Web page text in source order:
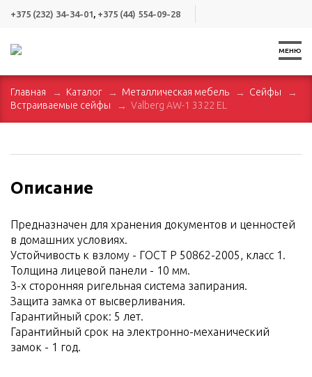
+375 (232) 34-34-01, +375 (44) 554-09-28
МЕНЮ
Главная Каталог Металлическая мебель
Сейфы
Встраиваемые сейфы
Valberg AW-1 3322 EL
Описание
Предназначен для хранения документов и ценностей
в домашних условиях.
Устойчивость к взлому - ГОСТ Р 50862-2005, класс 1.
Толщина лицевой панели - 10 мм.
3-х сторонняя ригельная система запирания.
Защита замка от высверливания.
Гарантийный срок: 5 лет.
Гарантийный срок на электронно-механический
замок - 1 год.